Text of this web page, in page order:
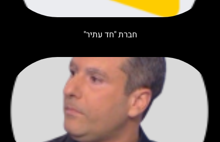
חברת "חד עתיר"